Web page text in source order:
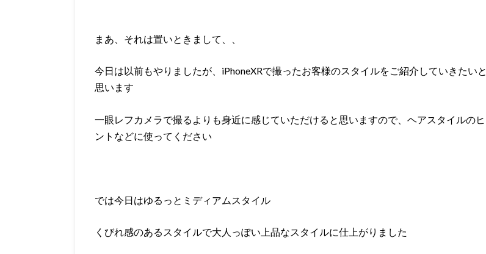
まあ、それは置いときまして、、
今日は以前もやりましたが、iPhoneXRで撮ったお客様のスタイルをご紹介していきたいと
思います
一眼レフカメラで撮るよりも身近に感じていただけると思いますので、ヘアスタイルのヒ
ントなどに使ってください
では今日はゆるっとミディアムスタイル
くびれ感のあるスタイルで大人っぽい上品なスタイルに仕上がりました